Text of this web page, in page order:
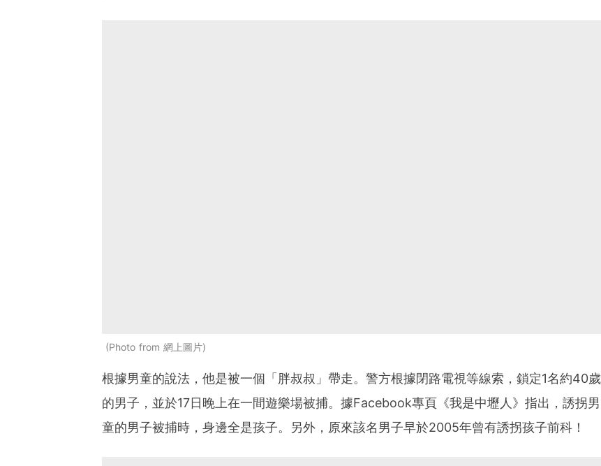
Photo from 網上圖片
根據男童的說法，他是被一個「胖叔叔」帶走。警方根據閉路電視等線索，鎖定1名約40歲
的男子，並於17日晚上在一間遊樂場被捕。據Facebook專頁《我是中壢人》指出，誘拐男
童的男子被捕時，身邊全是孩子。另外，原來該名男子早於2005年曾有誘拐孩子前科！